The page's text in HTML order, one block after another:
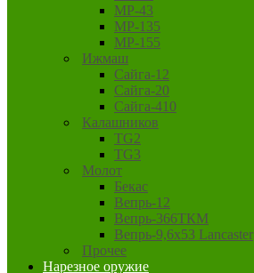
MP-43
MP-135
MP-155
Ижмаш
Сайга-12
Сайга-20
Сайга-410
Калашников
TG2
TG3
Молот
Бекас
Вепрь-12
Вепрь-366ТКМ
Вепрь-9,6х53 Lancaster
Прочее
Нарезное оружие